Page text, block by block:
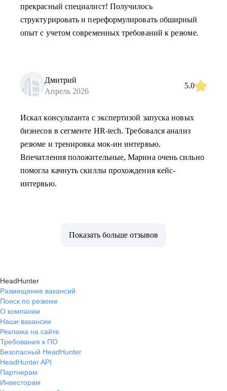
прекрасный специалист! Получилось
структурировать и переформулировать обширный
опыт с учетом современных требований к резюме.
Дмитрий
Апрель 2026
5.0
Искал консультанта с экспертизой запуска новых
бизнесов в сегменте HR-tech. Требовался анализ
резюме и тренировка мок-ин интервью.
Впечатления положительные, Марина очень сильно
помогла качнуть скиллы прохождения кейс-
интервью.
Показать больше отзывов
HeadHunter
Размещение вакансий
Поиск по резюме
О компании
Наши вакансии
Реклама на сайте
Требования к ПО
Безопасный HeadHunter
HeadHunter API
Партнерам
Инвесторам